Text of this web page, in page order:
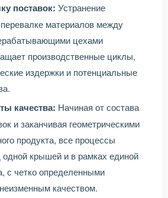
поставок: Устранение
материалов между
цехами
производственные циклы,
издержки и потенциальные
качества: Начиная от состава
и заканчивая геометрическими
продукта, все процессы
крышей и в рамках единой
с четко определенными
качеством.